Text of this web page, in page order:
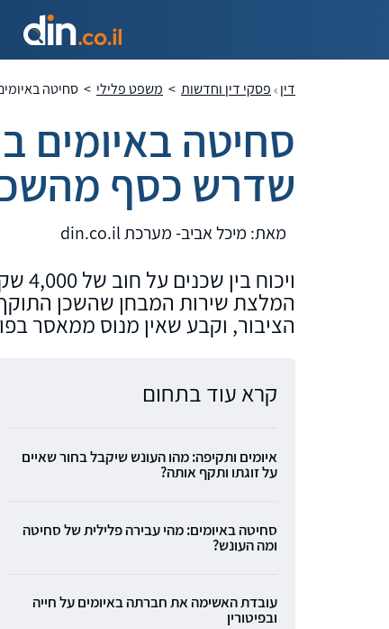
דין פסקי דין וחדשות > משפט פלילי > סחיטה
סחיטה באיומים
שדרש כסף
מאת: מיכל אביב- מערכת din.co.il
המלצת שירות המבחן שהשכן
הציבור, וקבע שאין מנוס ממאסר בפועל של
קרא עוד בתחום
איומים ותקיפה: מהו העונש שיקבל בחור שאיים
על זוגתו ותקף אותה?
סחיטה באיומים: מהי עבירה פלילית של סחיטה
ומה העונש?
עובדת האשימה את חברתה באיומים על חייה
ובפיטורין